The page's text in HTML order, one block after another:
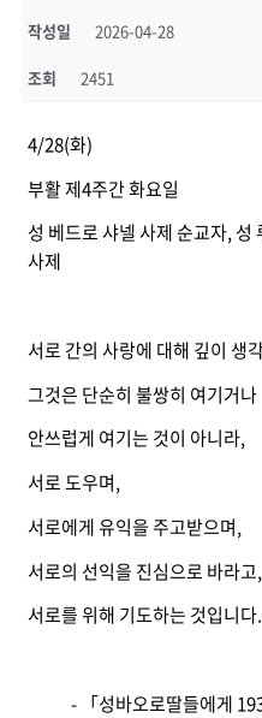
작성일 2026-04-28
조회 2451
4/28(화)
부활 제4주간 화요일
성 베드로 샤넬 사제 순교자,
사제
서로 간의 사랑에 대해 깊이 생
그것은 단순히 불쌍히 여기거나
안쓰럽게 여기는 것이 아니라,
서로 도우며,
서로에게 유익을 주고받으며,
서로의 선익을 진심으로 바라고,
서로를 위해 기도하는 것입니다.
- 「성바오로딸들에게